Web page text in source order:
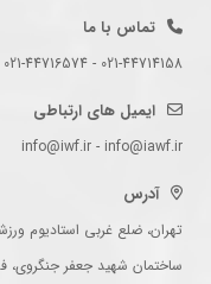
تماس با ما
021-44714158 - 021-44716574 - 021-44714489
ایمیل های ارتباطی
info@iwf.ir - info@iawf.ir
آدرس
تهران، ضلع غربی استادیوم
ساختمان شهید جعفر جنگروی،